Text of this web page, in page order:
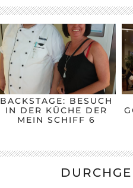
BACKSTAGE: BESUCH
IN DER KÜCHE DER
MEIN SCHIFF 6